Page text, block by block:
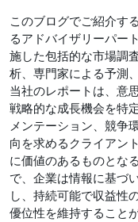
このブログでご紹介す
るアドバイザリーパー
施した包括的な市場調
析、専門家による予測
当社のレポートは、意
戦略的な成長機会を特
メンテーション、競争
向を求めるクライアン
に価値のあるものとな
で、企業は情報に基づ
し、持続可能で収益性
優位性を維持すること